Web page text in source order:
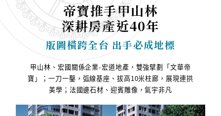
帝寶推手甲山林
深耕房產近40年
版圖橫跨全台 出手必成地標
甲山林、宏國關係企業-宏道地產，雙強擘劃「文華帝
寶」；一刀一鑿，弧線基座、拔高10米柱廊，展現連拱
美學；法國邊石材、迎賓雕像，氣宇非凡